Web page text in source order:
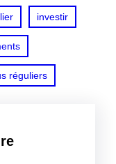
investir
réguliers